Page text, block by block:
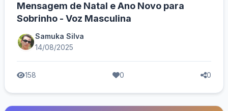
Mensagem de Natal e Ano Novo para
Sobrinho - Voz Masculina
Samuka Silva
14/08/2025
158 0 0